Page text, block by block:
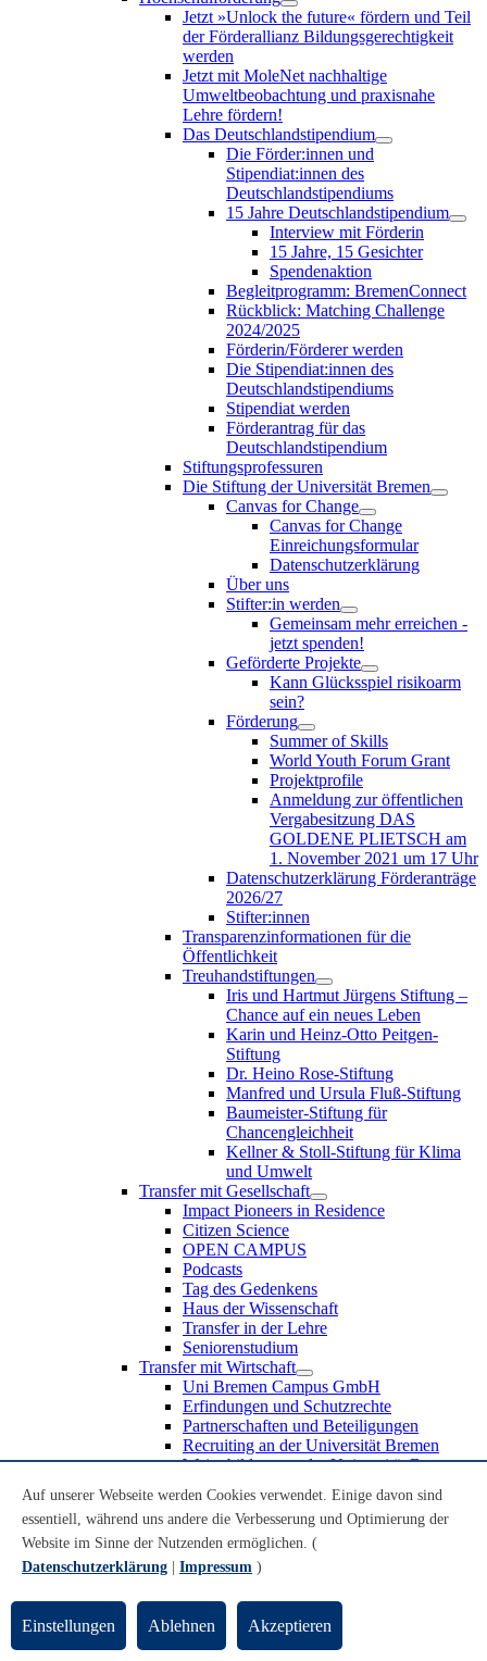
Jetzt »Unlock the future« fördern und Teil
der Förderallianz Bildungsgerechtigkeit
werden
Jetzt mit MoleNet nachhaltige
Umweltbeobachtung und praxisnahe
Lehre fördern!
Das Deutschlandstipendium
Die Förder:innen und
Stipendiat:innen des
Deutschlandstipendiums
15 Jahre Deutschlandstipendium
Interview mit Förderin
15 Jahre, 15 Gesichter
Spendenaktion
Begleitprogramm: BremenConnect
Rückblick: Matching Challenge
2024/2025
Förderin/Förderer werden
Die Stipendiat:innen des
Deutschlandstipendiums
Stipendiat werden
Förderantrag für das
Deutschlandstipendium
Stiftungsprofessuren
Die Stiftung der Universität Bremen
Canvas for Change
Canvas for Change
Einreichungsformular
Datenschutzerklärung
Über uns
Stifter:in werden
Gemeinsam mehr erreichen -
jetzt spenden!
Geförderte Projekte
Kann Glücksspiel risikoarm
sein?
Förderung
Summer of Skills
World Youth Forum Grant
Projektprofile
Anmeldung zur öffentlichen
Vergabesitzung DAS
GOLDENE PLIETSCH am
1. November 2021 um 17 Uhr
Datenschutzerklärung Förderanträge
2026/27
Stifter:innen
Transparenzinformationen für die
Öffentlichkeit
Treuhandstiftungen
Iris und Hartmut Jürgens Stiftung –
Chance auf ein neues Leben
Karin und Heinz-Otto Peitgen-
Stiftung
Dr. Heino Rose-Stiftung
Manfred und Ursula Fluß-Stiftung
Baumeister-Stiftung für
Chancengleichheit
Kellner & Stoll-Stiftung für Klima
und Umwelt
Transfer mit Gesellschaft
Impact Pioneers in Residence
Citizen Science
OPEN CAMPUS
Podcasts
Tag des Gedenkens
Haus der Wissenschaft
Transfer in der Lehre
Seniorenstudium
Transfer mit Wirtschaft
Uni Bremen Campus GmbH
Erfindungen und Schutzrechte
Partnerschaften und Beteiligungen
Recruiting an der Universität Bremen
Weiterbildung an der Universität Bremen
Schülerinnen und Schüler
MINT-Schnupperstudium
Schulklassen
Lehrkräfte
UniTransfer - Servicestelle für Transferaktivitäten
Transfermagazin der Universität Bremen
Auf unserer Webseite werden Cookies verwendet. Einige davon sind
essentiell, während uns andere die Verbesserung und Optimierung der
Website im Sinne der Nutzenden ermöglichen. (
Datenschutzerklärung
Impressum )
Einstellungen Ablehnen Akzeptieren